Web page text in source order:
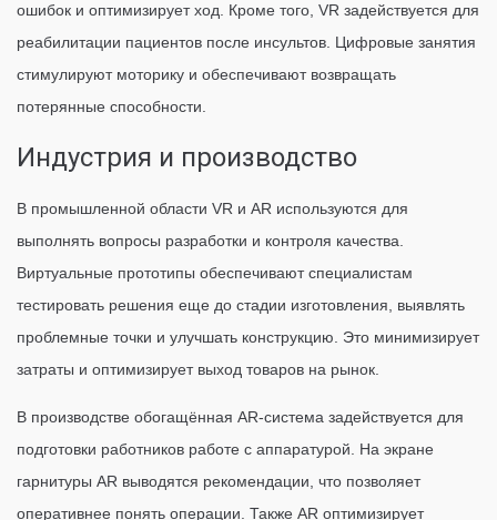
ошибок и оптимизирует ход. Кроме того, VR задействуется для
реабилитации пациентов после инсультов. Цифровые занятия
стимулируют моторику и обеспечивают возвращать
потерянные способности.
Индустрия и производство
В промышленной области VR и AR используются для
выполнять вопросы разработки и контроля качества.
Виртуальные прототипы обеспечивают специалистам
тестировать решения еще до стадии изготовления, выявлять
проблемные точки и улучшать конструкцию. Это минимизирует
затраты и оптимизирует выход товаров на рынок.
В производстве обогащённая AR-система задействуется для
подготовки работников работе с аппаратурой. На экране
гарнитуры AR выводятся рекомендации, что позволяет
оперативнее понять операции. Также AR оптимизирует